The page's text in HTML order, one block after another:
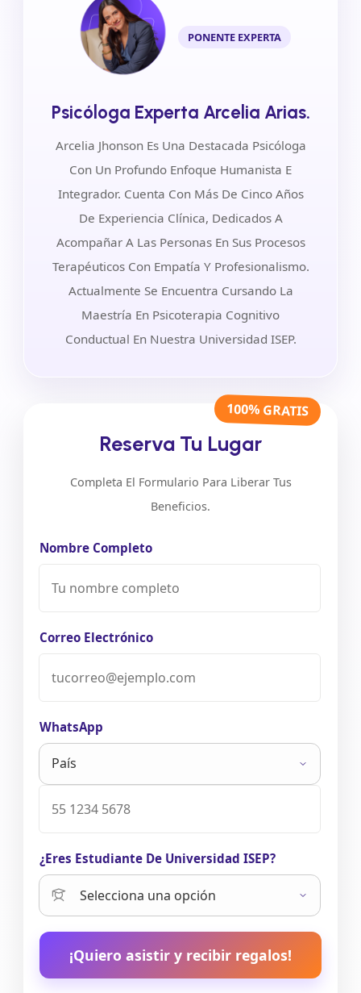
PONENTE EXPERTA
Psicóloga Experta Arcelia Arias.
Arcelia Jhonson Es Una Destacada Psicóloga
Con Un Profundo Enfoque Humanista E
Integrador. Cuenta Con Más De Cinco Años
De Experiencia Clínica, Dedicados A
Acompañar A Las Personas En Sus Procesos
Terapéuticos Con Empatía Y Profesionalismo.
Actualmente Se Encuentra Cursando La
Maestría En Psicoterapia Cognitivo
Conductual En Nuestra Universidad ISEP.
100% GRATIS
Reserva Tu Lugar
Completa El Formulario Para Liberar Tus
Beneficios.
Nombre Completo
Correo Electrónico
WhatsApp
¿Eres Estudiante De Universidad ISEP?
¡Quiero asistir y recibir regalos!